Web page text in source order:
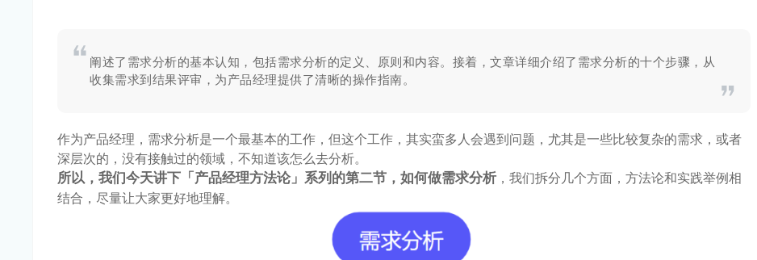
阐述了需求分析的基本认知，包括需求分析的定义、原则和内容。接着，文章详细介绍了需求分析的十个步骤，从
收集需求到结果评审，为产品经理提供了清晰的操作指南。
作为产品经理，需求分析是一个最基本的工作，但这个工作，其实蛮多人会遇到问题，尤其是一些比较复杂的需求，或者
深层次的，没有接触过的领域，不知道该怎么去分析。
所以，我们今天讲下「产品经理方法论」系列的第二节， 如何做需求分析 ，我们拆分几个方面，方法论和实践举例相
结合，尽量让大家更好地理解。